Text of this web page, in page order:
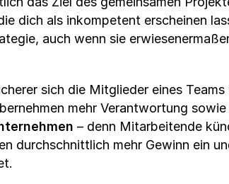
dich als inkompetent erscheinen
auch wenn sie
sich die Mitglieder eines
mehr Verantwortung
– denn Mitarbeitende
durchschnittlich mehr Gewinn ein